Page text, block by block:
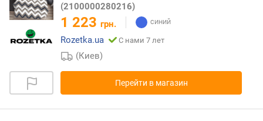
(2100000280216)
1 223 грн.
Rozetka.ua
С нами 7 лет
(Киев)
Перейти в магазин